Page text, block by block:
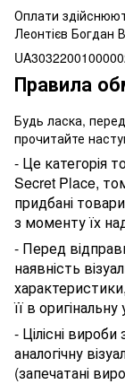
Оплати
Леонтієв Богдан
Правила
Будь ласка,
прочитайте
- Це категорія
Secret Place,
придбані
з моменту їх
- Перед
наявність
її в
- Цілісні
аналогічну
(запечатані